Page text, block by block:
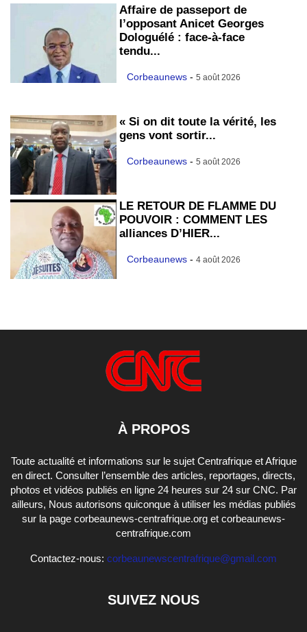
Affaire de passeport de
l’opposant Anicet Georges
Dologuélé : face-à-face
tendu...
Corbeaunews - 5 août 2026
« Si on dit toute la vérité, les
gens vont sortir...
Corbeaunews - 5 août 2026
LE RETOUR DE FLAMME DU
POUVOIR : COMMENT LES
alliances D’HIER...
Corbeaunews - 4 août 2026
À PROPOS
Toute actualité et informations sur le sujet Centrafrique et Afrique
en direct. Consulter l’ensemble des articles, reportages, directs,
photos et vidéos publiés en ligne 24 heures sur 24 sur CNC. Par
ailleurs, Nous autorisons quiconque à utiliser les médias publiés
sur la page corbeaunews-centrafrique.org et corbeaunews-
centrafrique.com
Contactez-nous: corbeaunewscentrafrique@gmail.com
SUIVEZ NOUS